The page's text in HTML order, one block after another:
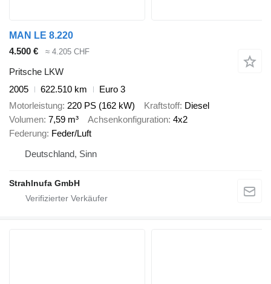
MAN LE 8.220
4.500 €
≈ 4.205 CHF
Pritsche LKW
2005
622.510 km
Euro 3
Motorleistung 220 PS (162 kW) Kraftstoff Diesel
Volumen 7,59 m³ Achsenkonfiguration 4x2
Federung Feder/Luft
Deutschland, Sinn
Strahlnufa GmbH